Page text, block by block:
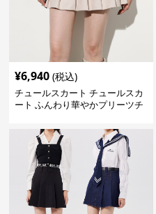
¥6,940 (税込)
チュールスカート チュールスカ
ート ふんわり華やかプリーツチ